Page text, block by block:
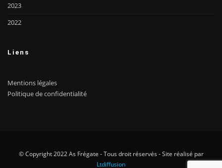
2023
2022
Liens
Mentions légales
Politique de confidentialité
© Copyright 2022 As Frégate - Tous droit réservés - Site réalisé par
Ltdiffusion